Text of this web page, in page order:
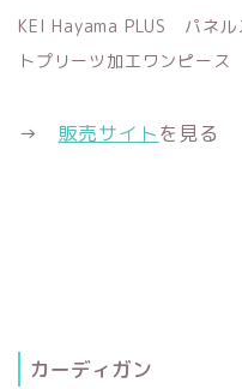
KEI Hayama PLUS パネル
トプリーツ加工ワンピース
→ 販売サイトを見る
カーディガン